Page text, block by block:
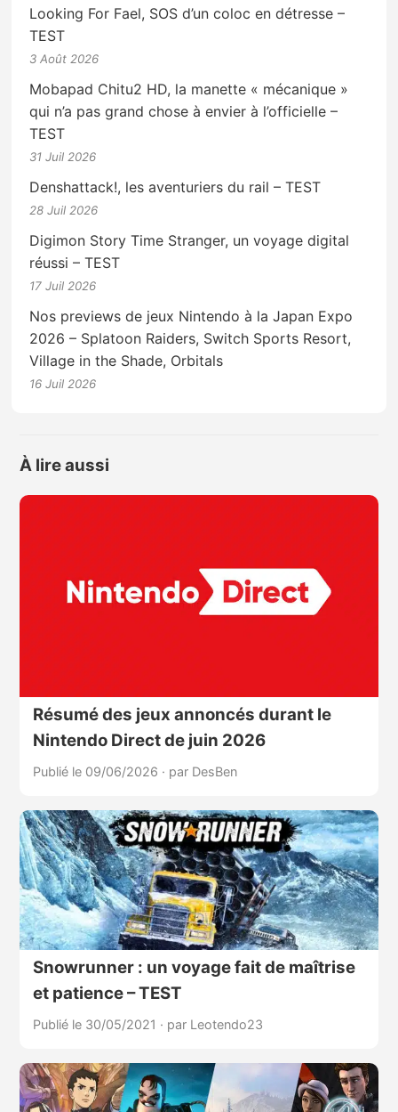
Looking For Fael, SOS d’un coloc en détresse –
TEST
3 Août 2026
Mobapad Chitu2 HD, la manette « mécanique »
qui n’a pas grand chose à envier à l’officielle –
TEST
31 Juil 2026
Denshattack!, les aventuriers du rail – TEST
28 Juil 2026
Digimon Story Time Stranger, un voyage digital
réussi – TEST
17 Juil 2026
Nos previews de jeux Nintendo à la Japan Expo
2026 – Splatoon Raiders, Switch Sports Resort,
Village in the Shade, Orbitals
16 Juil 2026
À lire aussi
Résumé des jeux annoncés durant le
Nintendo Direct de juin 2026
Publié le 09/06/2026 · par DesBen
Snowrunner : un voyage fait de maîtrise
et patience – TEST
Publié le 30/05/2021 · par Leotendo23